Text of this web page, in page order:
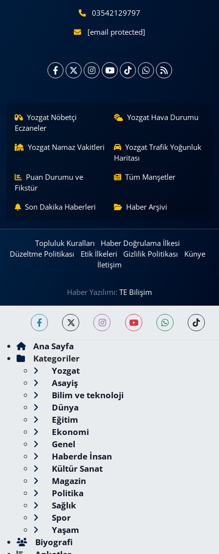
03542129797
[email protected]
Yozgat Nöbetçi
Eczaneler
Yozgat Hava Durumu
Yozgat Namaz Vakitleri
Yozgat Trafik Yoğunluk
Haritası
Puan Durumu ve
Fikstür
Tüm Manşetler
Son Dakika Haberleri Haber Arşivi
Topluluk Kuralları
Haber Doğrulama İlkesi
Düzeltme Politikası
Etik İlkeleri Gizlilik Politikası
Künye
İletişim
Haber Yazılımı: TE Bilişim
Ana Sayfa
Kategoriler
Yozgat
Asayiş
Bilim ve teknoloji
Dünya
Eğitim
Ekonomi
Genel
Haberde İnsan
Kültür Sanat
Magazin
Politika
Sağlık
Spor
Yaşam
Biyografi